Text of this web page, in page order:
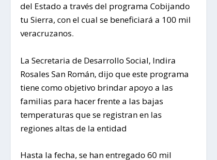
del Estado a través del programa Cobijando
tu Sierra, con el cual se beneficiará a 100 mil
veracruzanos.
La Secretaria de Desarrollo Social, Indira
Rosales San Román, dijo que este programa
tiene como objetivo brindar apoyo a las
familias para hacer frente a las bajas
temperaturas que se registran en las
regiones altas de la entidad
Hasta la fecha, se han entregado 60 mil